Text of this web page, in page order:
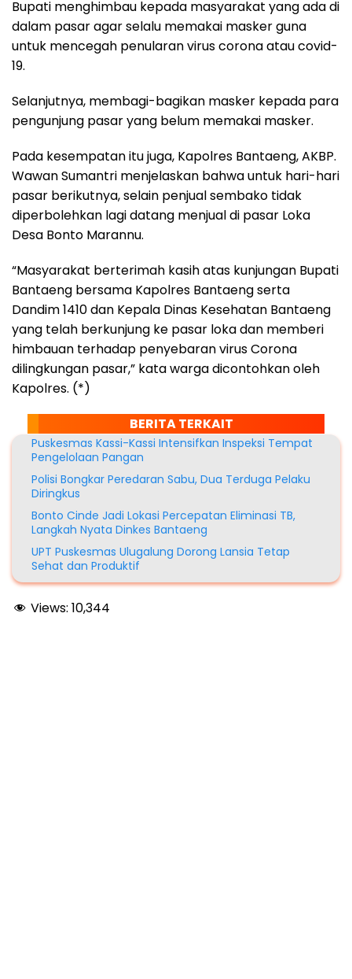
Bupati menghimbau kepada masyarakat yang ada di
dalam pasar agar selalu memakai masker guna
untuk mencegah penularan virus corona atau covid-
19.
Selanjutnya, membagi-bagikan masker kepada para
pengunjung pasar yang belum memakai masker.
Pada kesempatan itu juga, Kapolres Bantaeng, AKBP.
Wawan Sumantri menjelaskan bahwa untuk hari-hari
pasar berikutnya, selain penjual sembako tidak
diperbolehkan lagi datang menjual di pasar Loka
Desa Bonto Marannu.
“Masyarakat berterimah kasih atas kunjungan Bupati
Bantaeng bersama Kapolres Bantaeng serta
Dandim 1410 dan Kepala Dinas Kesehatan Bantaeng
yang telah berkunjung ke pasar loka dan memberi
himbauan terhadap penyebaran virus Corona
dilingkungan pasar,” kata warga dicontohkan oleh
Kapolres. (*)
BERITA TERKAIT
Puskesmas Kassi-Kassi Intensifkan Inspeksi Tempat
Pengelolaan Pangan
Polisi Bongkar Peredaran Sabu, Dua Terduga Pelaku
Diringkus
Bonto Cinde Jadi Lokasi Percepatan Eliminasi TB,
Langkah Nyata Dinkes Bantaeng
UPT Puskesmas Ulugalung Dorong Lansia Tetap
Sehat dan Produktif
Views: 10,344